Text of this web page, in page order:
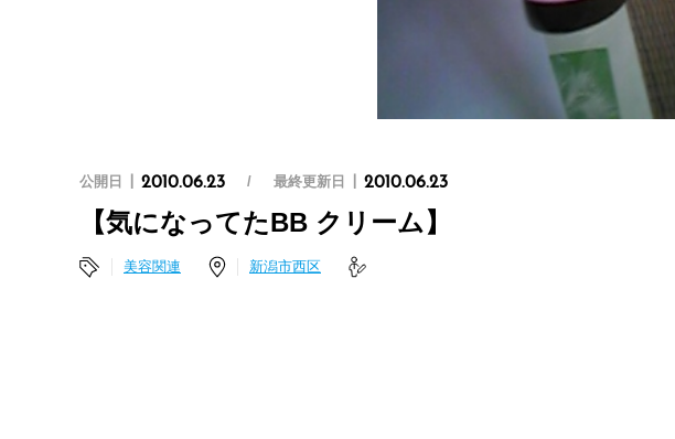
公開日 2010.06.23 最終更新日 2010.06.23
【気になってたBB クリーム】
美容関連 新潟市西区